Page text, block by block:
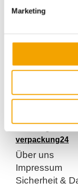
Marketing
Anmelden /
Zahlungsarten
verpackung24
Über uns
Impressum
Sicherheit &